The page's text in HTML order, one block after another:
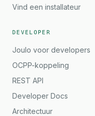
Vind een installateur
DEVELOPER
Joulo voor developers
OCPP-koppeling
REST API
Developer Docs
Architectuur